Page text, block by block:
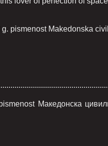
pismenost Makedonska
Македонска